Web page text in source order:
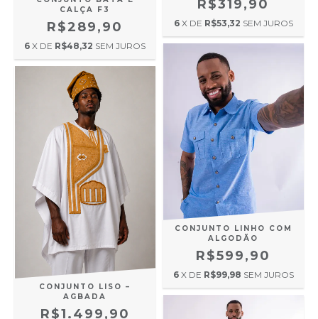
CALÇA F3
R$289,90
6 X DE R$48,32 SEM JUROS
R$319,90
6 X DE R$53,32 SEM JUROS
CONJUNTO LISO –
AGBADA
R$1.499,90
CONJUNTO LINHO COM
ALGODÃO
R$599,90
6 X DE R$99,98 SEM JUROS